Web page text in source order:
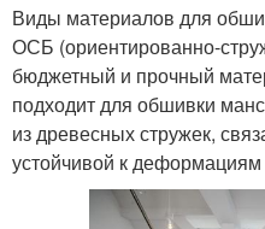
Виды материалов для
ОСБ (ориентированно-
бюджетный и прочный
подходит для обшивки
из древесных стружек,
устойчивой к деформациям